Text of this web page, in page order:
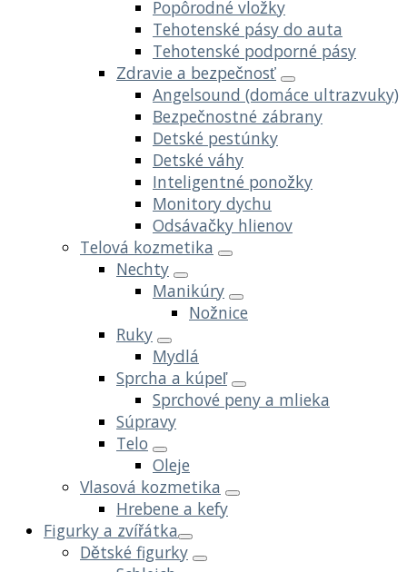
Popôrodné vložky
Tehotenské pásy do auta
Tehotenské podporné pásy
Zdravie a bezpečnosť
Angelsound (domáce ultrazvuky)
Bezpečnostné zábrany
Detské pestúnky
Detské váhy
Inteligentné ponožky
Monitory dychu
Odsávačky hlienov
Telová kozmetika
Nechty
Manikúry
Nožnice
Ruky
Mydlá
Sprcha a kúpeľ
Sprchové peny a mlieka
Súpravy
Telo
Oleje
Vlasová kozmetika
Hrebene a kefy
Figurky a zvířátka
Dětské figurky